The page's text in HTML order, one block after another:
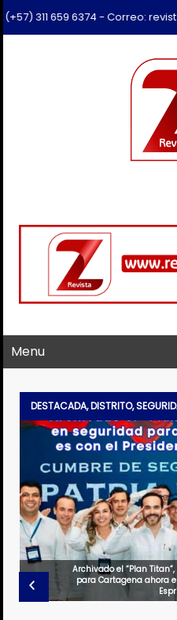
revista.zetta@gmail.com
Menu
Archivado el “Plan
para Cartagena ahora
DESTACADA,DISTRITO,